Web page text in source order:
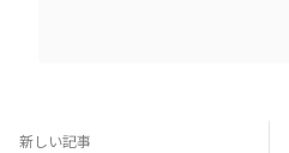
新しい記事